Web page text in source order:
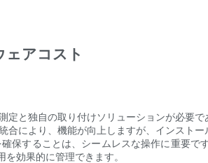
アコスト
定と独自の取り付けソリューションが必要
により、機能が向上しますが、インスト
保することは、シームレスな操作に重要
効果的に管理できます。